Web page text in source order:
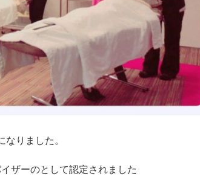
りました。
ザーのとして認定されました